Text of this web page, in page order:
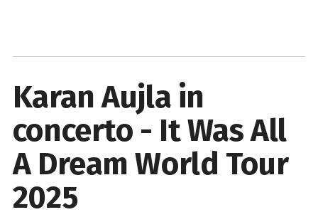
Karan Aujla in
concerto - It Was All
A Dream World Tour
2025